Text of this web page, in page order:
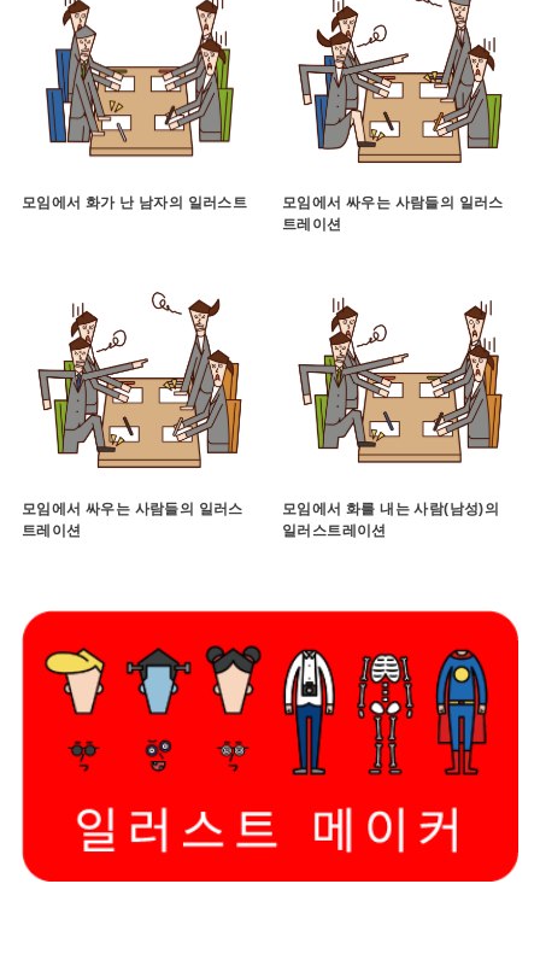
모임에서 화가 난 남자의 일러스트
모임에서 싸우는 사람들의 일러스
트레이션
모임에서 싸우는 사람들의 일러스
트레이션
모임에서 화를 내는 사람(남성)의
일러스트레이션